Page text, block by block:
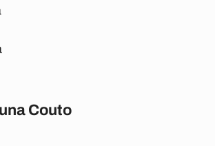
Couto